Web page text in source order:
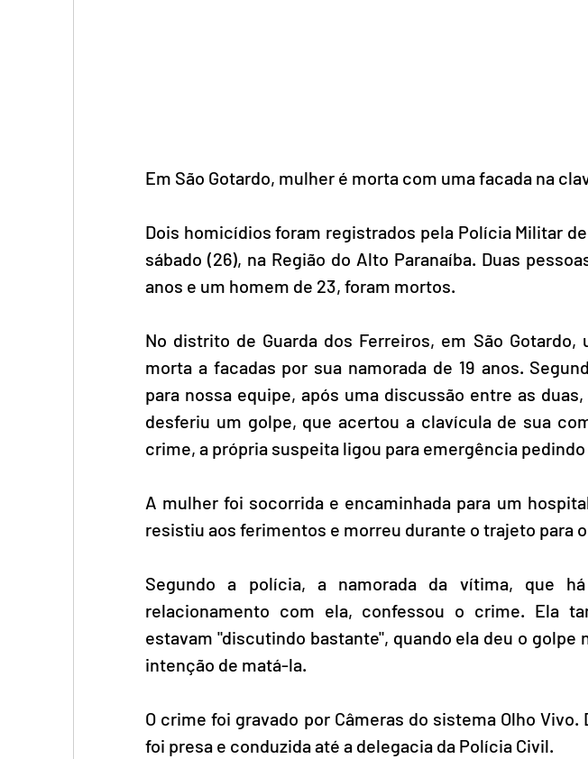
Em São Gotardo, mulher é morta com uma facada na
Dois homicídios foram registrados pela Polícia Militar de
sábado (26), na Região do Alto Paranaíba. Duas
anos e um homem de 23, foram mortos.
No distrito de Guarda dos Ferreiros, em São
morta a facadas por sua namorada de 19 anos.
para nossa equipe, após uma discussão entre as
desferiu um golpe, que acertou a clavícula de sua
crime, a própria suspeita ligou para emergência
A mulher foi socorrida e encaminhada para um
resistiu aos ferimentos e morreu durante o trajeto para
Segundo a polícia, a namorada da vítima, que
relacionamento com ela, confessou o crime. Ela
estavam "discutindo bastante", quando ela deu o golpe
intenção de matá-la.
O crime foi gravado por Câmeras do sistema Olho
foi presa e conduzida até a delegacia da Polícia Civil.